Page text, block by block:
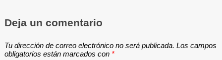
Deja un comentario
Tu dirección de correo electrónico no será publicada. Los campos
obligatorios están marcados con *